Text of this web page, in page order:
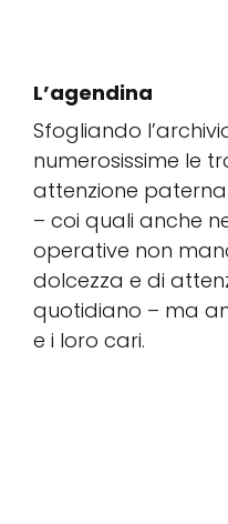
L’agendina
Sfogliando
numerosissime le
attenzione
– coi quali anche
operative non
dolcezza e di
quotidiano – ma
e i loro cari.